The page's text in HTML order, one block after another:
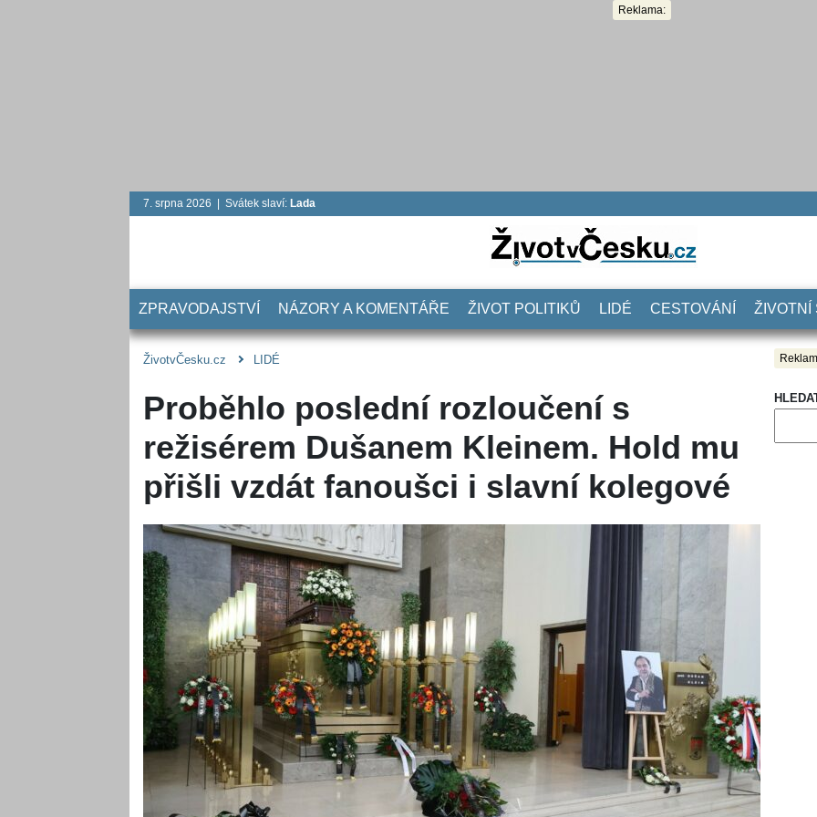
Reklama:
7. srpna 2026 | Svátek slaví: Lada
ZPRAVODAJSTVÍ NÁZORY A KOMENTÁŘE ŽIVOT POLITIKŮ LIDÉ CESTOVÁNÍ ŽIVOTNÍ
ŽivotvČesku.cz LIDÉ
Proběhlo poslední rozloučení s
režisérem Dušanem Kleinem. Hold mu
přišli vzdát fanoušci i slavní kolegové